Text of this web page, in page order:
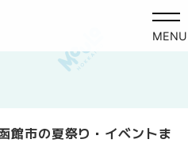
MENU
館市の夏祭り・イベントま